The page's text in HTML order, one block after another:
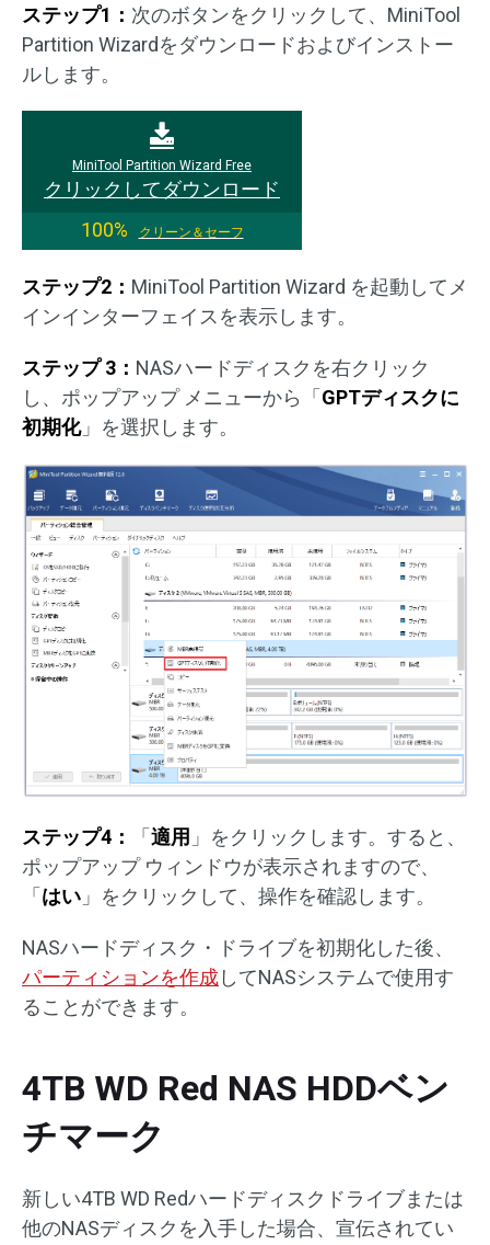
ステップ1： 次のボタンをクリックして、MiniTool
Partition Wizardをダウンロードおよびインストー
ルします。
MiniTool Partition Wizard Free
クリックしてダウンロード
100%
クリーン＆セーフ
ステップ2： MiniTool Partition Wizard を起動してメ
インインターフェイスを表示します。
ステップ 3： NASハードディスクを右クリック
し、ポップアップ メニューから「 GPTディスクに
初期化」を選択します。
ステップ4： 「 適用 」をクリックします。すると、
ポップアップ ウィンドウが表示されますので、
「 はい 」をクリックして、操作を確認します。
NASハードディスク・ドライブを初期化した後、
パーティションを作成してNASシステムで使用す
ることができます。
4TB WD Red NAS HDDベン
チマーク
新しい4TB WD Redハードディスクドライブまたは
他のNASディスクを入手した場合、宣伝されてい